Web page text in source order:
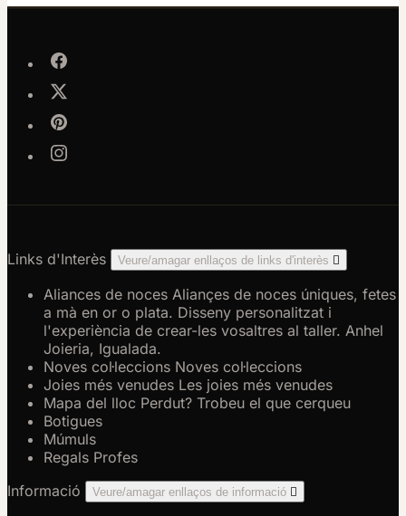
Links d'Interès Veure/amagar enllaços de links d'interès 
Aliances de noces Aliançes de noces úniques, fetes
a mà en or o plata. Disseny personalitzat i
l'experiència de crear-les vosaltres al taller. Anhel
Joieria, Igualada.
Noves col·leccions Noves col·leccions
Joies més venudes Les joies més venudes
Mapa del lloc Perdut? Trobeu el que cerqueu
Botigues
Múmuls
Regals Profes
Informació
Veure/amagar enllaços de informació 